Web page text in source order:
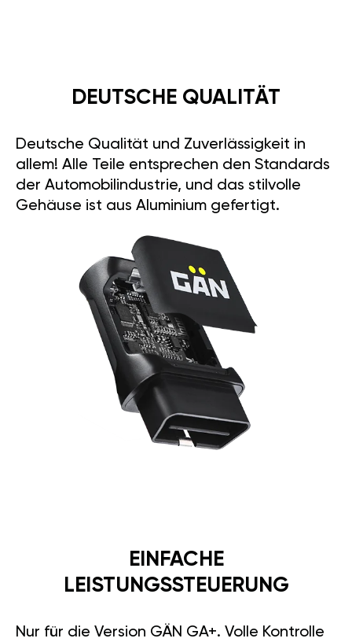
DEUTSCHE QUALITÄT
Deutsche Qualität und Zuverlässigkeit in
allem! Alle Teile entsprechen den Standards
der Automobilindustrie, und das stilvolle
Gehäuse ist aus Aluminium gefertigt.
EINFACHE
LEISTUNGSSTEUERUNG
Nur für die Version GÄN GA+. Volle Kontrolle